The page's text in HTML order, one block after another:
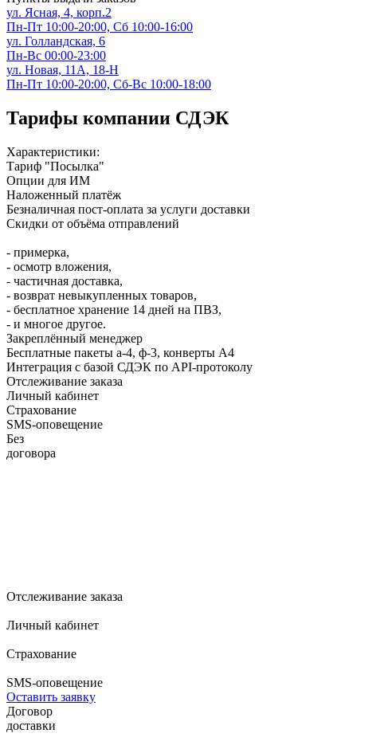
ул. Ясная, 4, корп.2
Пн-Пт 10:00-20:00, Сб 10:00-16:00
ул. Голландская, 6
Пн-Вс 00:00-23:00
ул. Новая, 11А, 18-Н
Пн-Пт 10:00-20:00, Сб-Вс 10:00-18:00
Тарифы компании СДЭК
Характеристики:
Тариф "Посылка"
Опции для ИМ
Наложенный платёж
Безналичная пост-оплата за услуги доставки
Скидки от объёма отправлений
- примерка,
- осмотр вложения,
- частичная доставка,
- возврат невыкупленных товаров,
- бесплатное хранение 14 дней на ПВЗ,
- и многое другое.
Закреплённый менеджер
Бесплатные пакеты а-4, ф-3, конверты А4
Интеграция с базой СДЭК по API-протоколу
Отслеживание заказа
Личный кабинет
Страхование
SMS-оповещение
Без
договора
Отслеживание заказа
Личный кабинет
Страхование
SMS-оповещение
Оставить заявку
Договор
доставки